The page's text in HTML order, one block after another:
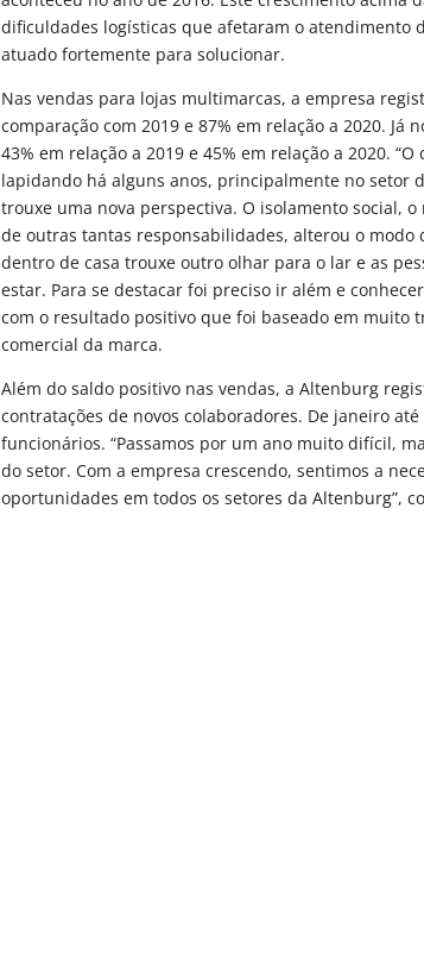
dificuldades logísticas que afetaram o atendimento
atuado fortemente para solucionar.
Nas vendas para lojas multimarcas, a empresa
comparação com 2019 e 87% em relação a 2020.
43% em relação a 2019 e 45% em relação a 2020.
lapidando há alguns anos, principalmente no setor
trouxe uma nova perspectiva. O isolamento social,
de outras tantas responsabilidades, alterou o modo
dentro de casa trouxe outro olhar para o lar e as
estar. Para se destacar foi preciso ir além e
com o resultado positivo que foi baseado em muito
comercial da marca.
Além do saldo positivo nas vendas, a Altenburg
contratações de novos colaboradores. De janeiro
funcionários. “Passamos por um ano muito difícil,
do setor. Com a empresa crescendo, sentimos a
oportunidades em todos os setores da Altenburg”,